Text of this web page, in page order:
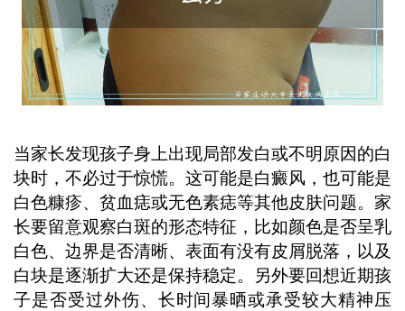
当家长发现孩子身上出现局部发白或不明原因的白
块时，不必过于惊慌。这可能是白癜风，也可能是
白色糠疹、贫血痣或无色素痣等其他皮肤问题。家
长要留意观察白斑的形态特征，比如颜色是否呈乳
白色、边界是否清晰、表面有没有皮屑脱落，以及
白块是逐渐扩大还是保持稳定。另外要回想近期孩
子是否受过外伤、长时间暴晒或承受较大精神压